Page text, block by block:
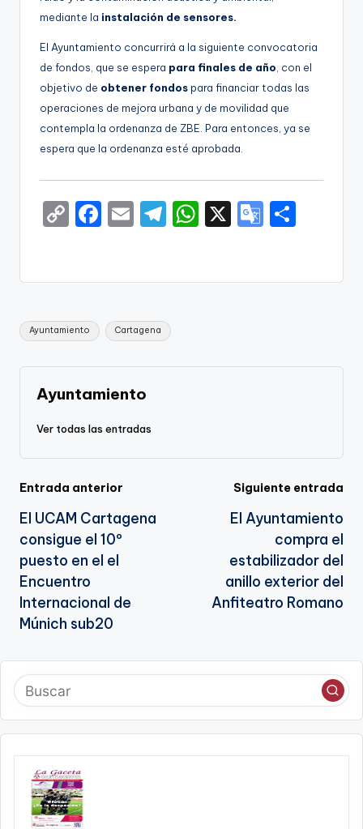
mediante la instalación de sensores.
El Ayuntamiento concurrirá a la siguiente convocatoria
de fondos, que se espera para finales de año , con el
objetivo de obtener fondos para financiar todas las
operaciones de mejora urbana y de movilidad que
contempla la ordenanza de ZBE. Para entonces, ya se
espera que la ordenanza esté aprobada.
C
y
Li
n
k
F
e
b
o
o
k
E
l
T
gr
a
m
W
ts
p
X
G
gl
a
e
Etiquetas:
Ayuntamiento Cartagena
Ayuntamiento
Ver todas las entradas
Navegación
de
entradas
Entrada anterior
El UCAM Cartagena
consigue el 10º
puesto en el el
Encuentro
Internacional de
Múnich sub20
Siguiente entrada
El Ayuntamiento
compra el
estabilizador del
anillo exterior del
Anfiteatro Romano